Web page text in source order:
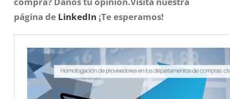
página de LinkedIn ¡Te esperamos!